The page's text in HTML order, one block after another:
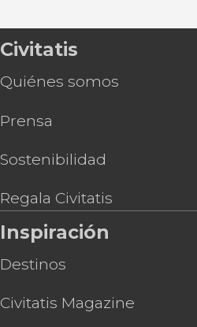
Civitatis
Quiénes somos
Prensa
Sostenibilidad
Regala Civitatis
Inspiración
Destinos
Civitatis Magazine